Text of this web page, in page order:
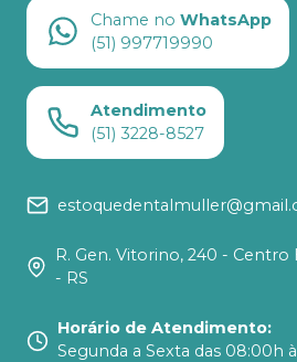
Chame no WhatsApp
(51) 997719990
Atendimento
(51) 3228-8527
R. Gen. Vitorino, 240 -
- RS
Horário de Atendimento:
Segunda a Sexta das 08:00h